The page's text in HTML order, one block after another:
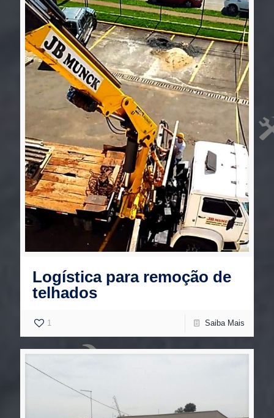
Logística para remoção de
telhados
1 Saiba Mais